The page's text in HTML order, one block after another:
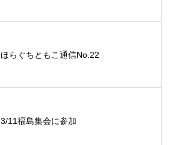
ほらぐちともこ通信No.22
3/11福島集会に参加